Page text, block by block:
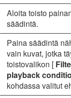
Aloita toisto
säädintä.
Paina säädintä
vain kuvat, jotka
toistovalikon [
playback
kohdassa valitut